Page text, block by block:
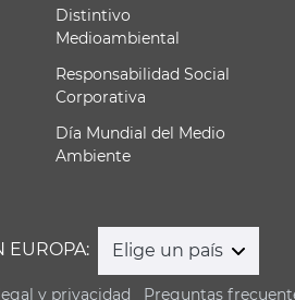
Distintivo
Medioambiental
Responsabilidad Social
Corporativa
Día Mundial del Medio
Ambiente
EUROPA: Elige un país
y privacidad Preguntas